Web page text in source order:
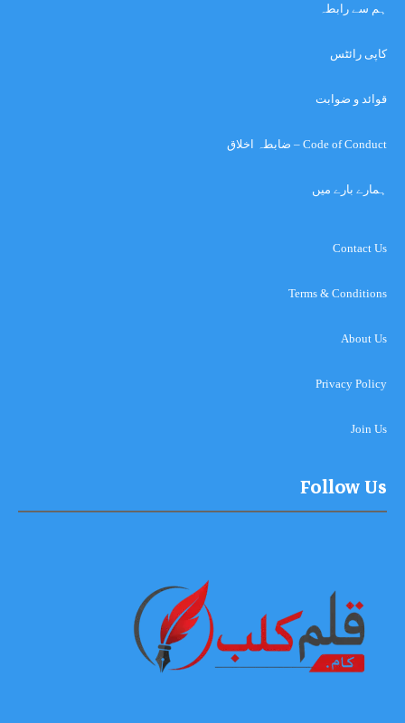
ہم سے رابطہ
کاپی رائٹس
قوائد و ضوابت
Code of Conduct – ضابطہ اخلاق
ہمارے بارے میں
Contact Us
Terms & Conditions
About Us
Privacy Policy
Join Us
Follow Us